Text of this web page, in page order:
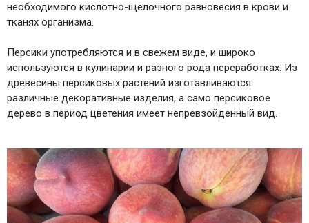
необходимого кислотно-щелочного равновесия в крови и
тканях организма.
Персики употребляются и в свежем виде, и широко
используются в кулинарии и разного рода переработках. Из
древесины персиковых растений изготавливаются
различные декоративные изделия, а само персиковое
дерево в период цветения имеет непревзойденный вид.